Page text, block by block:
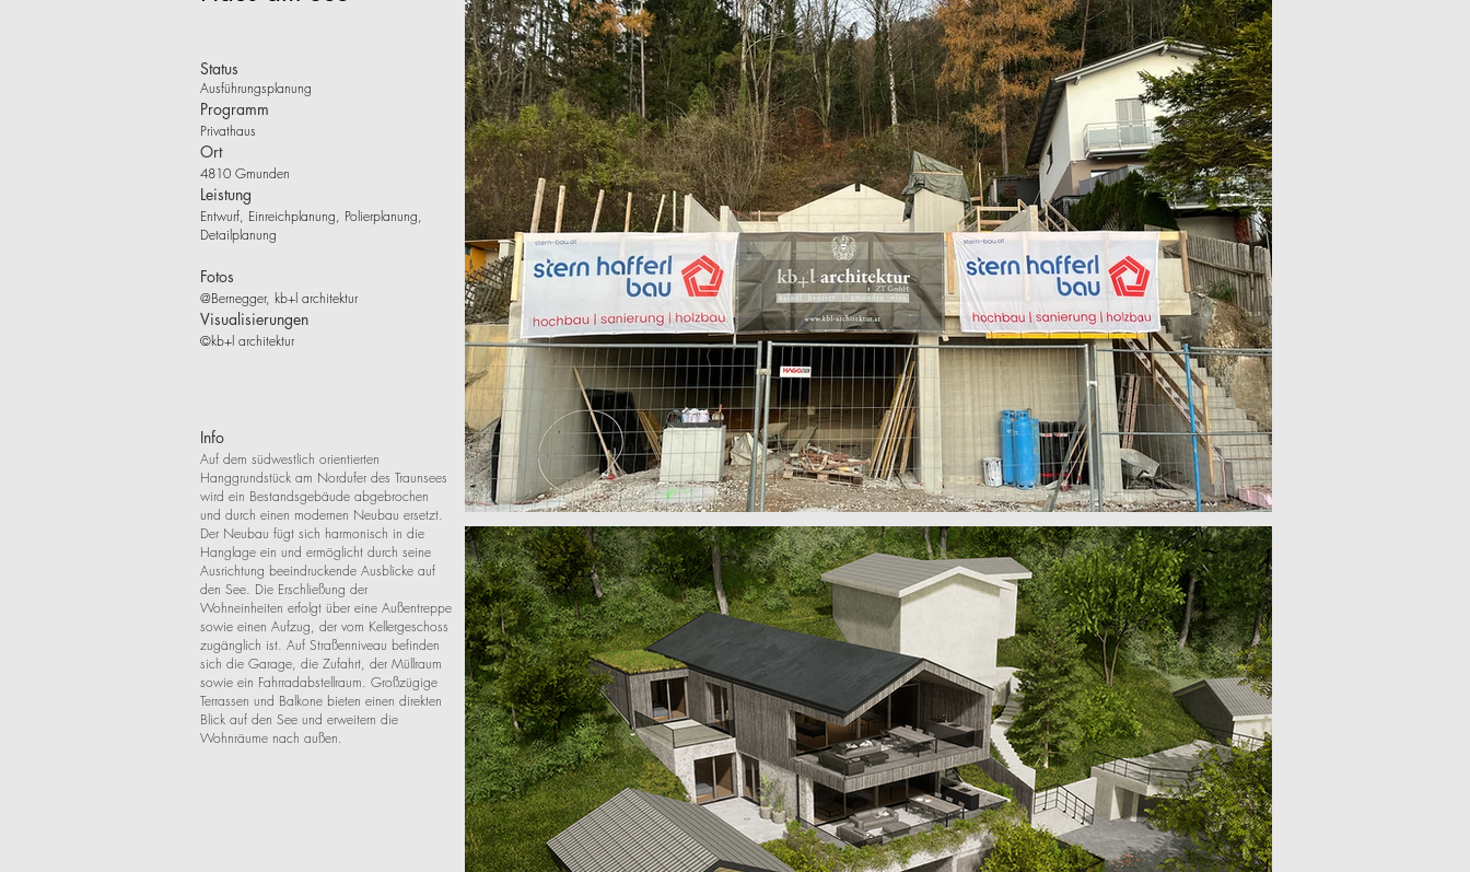
Status
Ausführungsplanung
Programm
Privathaus
Ort
4810 Gmunden
Leistung
Entwurf, Einreichplanung, Polierplanung,
Detailplanung
Fotos
@Bernegger, kb+l architektur
Visualisierungen
©kb+l architektur
Info
Auf dem südwestlich orientierten
Hanggrundstück am Nordufer des Traunsees
wird ein Bestandsgebäude abgebrochen
und durch einen modernen Neubau ersetzt.
Der Neubau fügt sich harmonisch in die
Hanglage ein und ermöglicht durch seine
Ausrichtung beeindruckende Ausblicke auf
den See. Die Erschließung der
Wohneinheiten erfolgt über eine Außentreppe
sowie einen Aufzug, der vom Kellergeschoss
zugänglich ist. Auf Straßenniveau befinden
sich die Garage, die Zufahrt, der Müllraum
sowie ein Fahrradabstellraum. Großzügige
Terrassen und Balkone bieten einen direkten
Blick auf den See und erweitern die
Wohnräume nach außen.